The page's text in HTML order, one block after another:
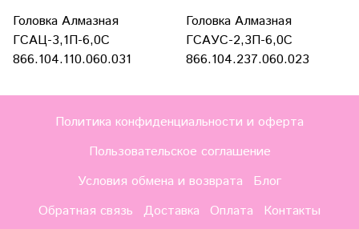
Головка Алмазная
ГСАЦ-3,1П-6,0С
866.104.110.060.031
Головка Алмазная
ГСАУС-2,3П-6,0С
866.104.237.060.023
Политика конфиденциальности и оферта
Пользовательское соглашение
Условия обмена и возврата
Блог
Обратная связь
Доставка Оплата Контакты